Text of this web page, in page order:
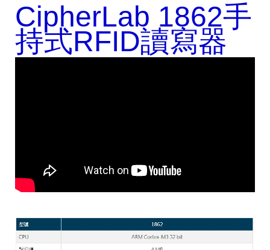
CipherLab 1862手
持式RFID讀寫器